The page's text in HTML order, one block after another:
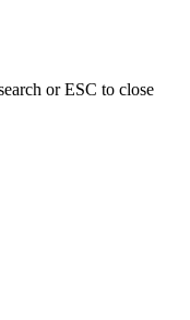
or ESC to close